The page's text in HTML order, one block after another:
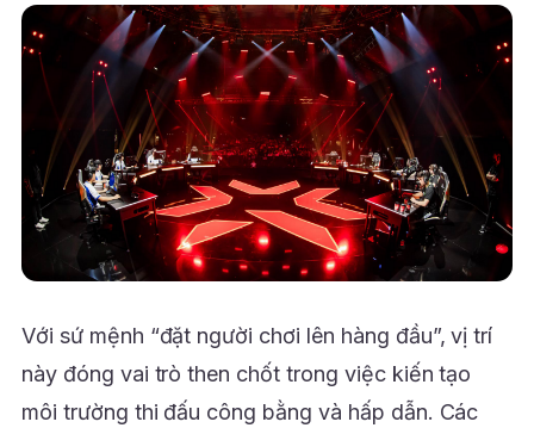
Với sứ mệnh “đặt người chơi lên hàng đầu”, vị trí
này đóng vai trò then chốt trong việc kiến tạo
môi trường thi đấu công bằng và hấp dẫn. Các